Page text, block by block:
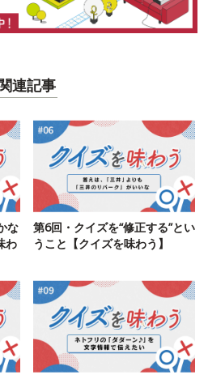
関連記事
な
わ
第6回・クイズを“修正する”とい
うこと【クイズを味わう】